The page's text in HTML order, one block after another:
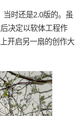
当时还是2.0版的。虽
决定以软体工程作
开启另一扇的创作大